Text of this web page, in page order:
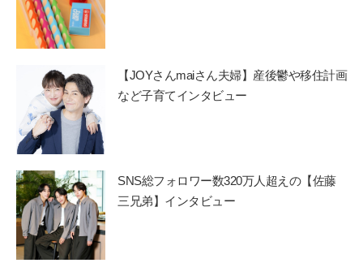
【JOYさんmaiさん夫婦】産後鬱や移住計画
など子育てインタビュー
SNS総フォロワー数320万人超えの【佐藤
三兄弟】インタビュー